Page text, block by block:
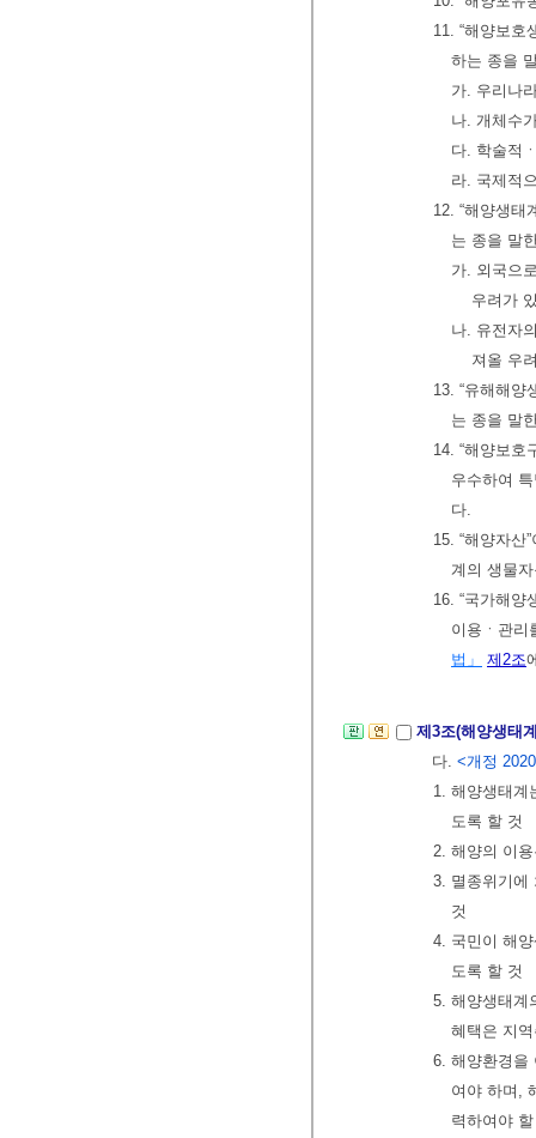
11. “해양보호
하는 종을
가. 우리나
나. 개체수
다. 학술적
라. 국제적
12. “해양생태
는 종을 말
가. 외국으
우려가
나. 유전자
져올 우
13. “유해해양
는 종을 말
14. “해양보호
우수하여
다.
15. “해양자산
계의 생물
16. “국가해양
이용ㆍ관
법」
제2조
제3조(해양생태
다. <개정
1. 해양생태계
도록 할 것
2. 해양의 이
3. 멸종위기에
것
4. 국민이 해
도록 할 것
5. 해양생태계
혜택은 지
6. 해양환경을
여야 하며,
력하여야